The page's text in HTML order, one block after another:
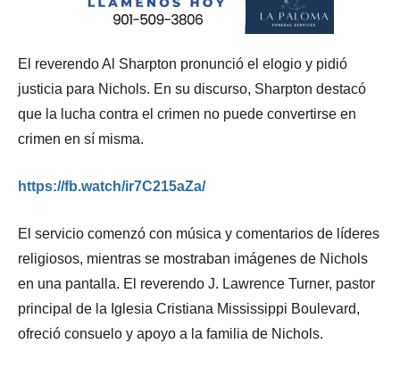
El reverendo Al Sharpton pronunció el elogio y pidió
justicia para Nichols. En su discurso, Sharpton destacó
que la lucha contra el crimen no puede convertirse en
crimen en sí misma.
https://fb.watch/ir7C215aZa/
El servicio comenzó con música y comentarios de líderes
religiosos, mientras se mostraban imágenes de Nichols
en una pantalla. El reverendo J. Lawrence Turner, pastor
principal de la Iglesia Cristiana Mississippi Boulevard,
ofreció consuelo y apoyo a la familia de Nichols.